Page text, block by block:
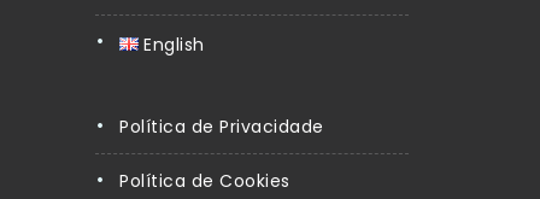
English
Política de Privacidade
Política de Cookies